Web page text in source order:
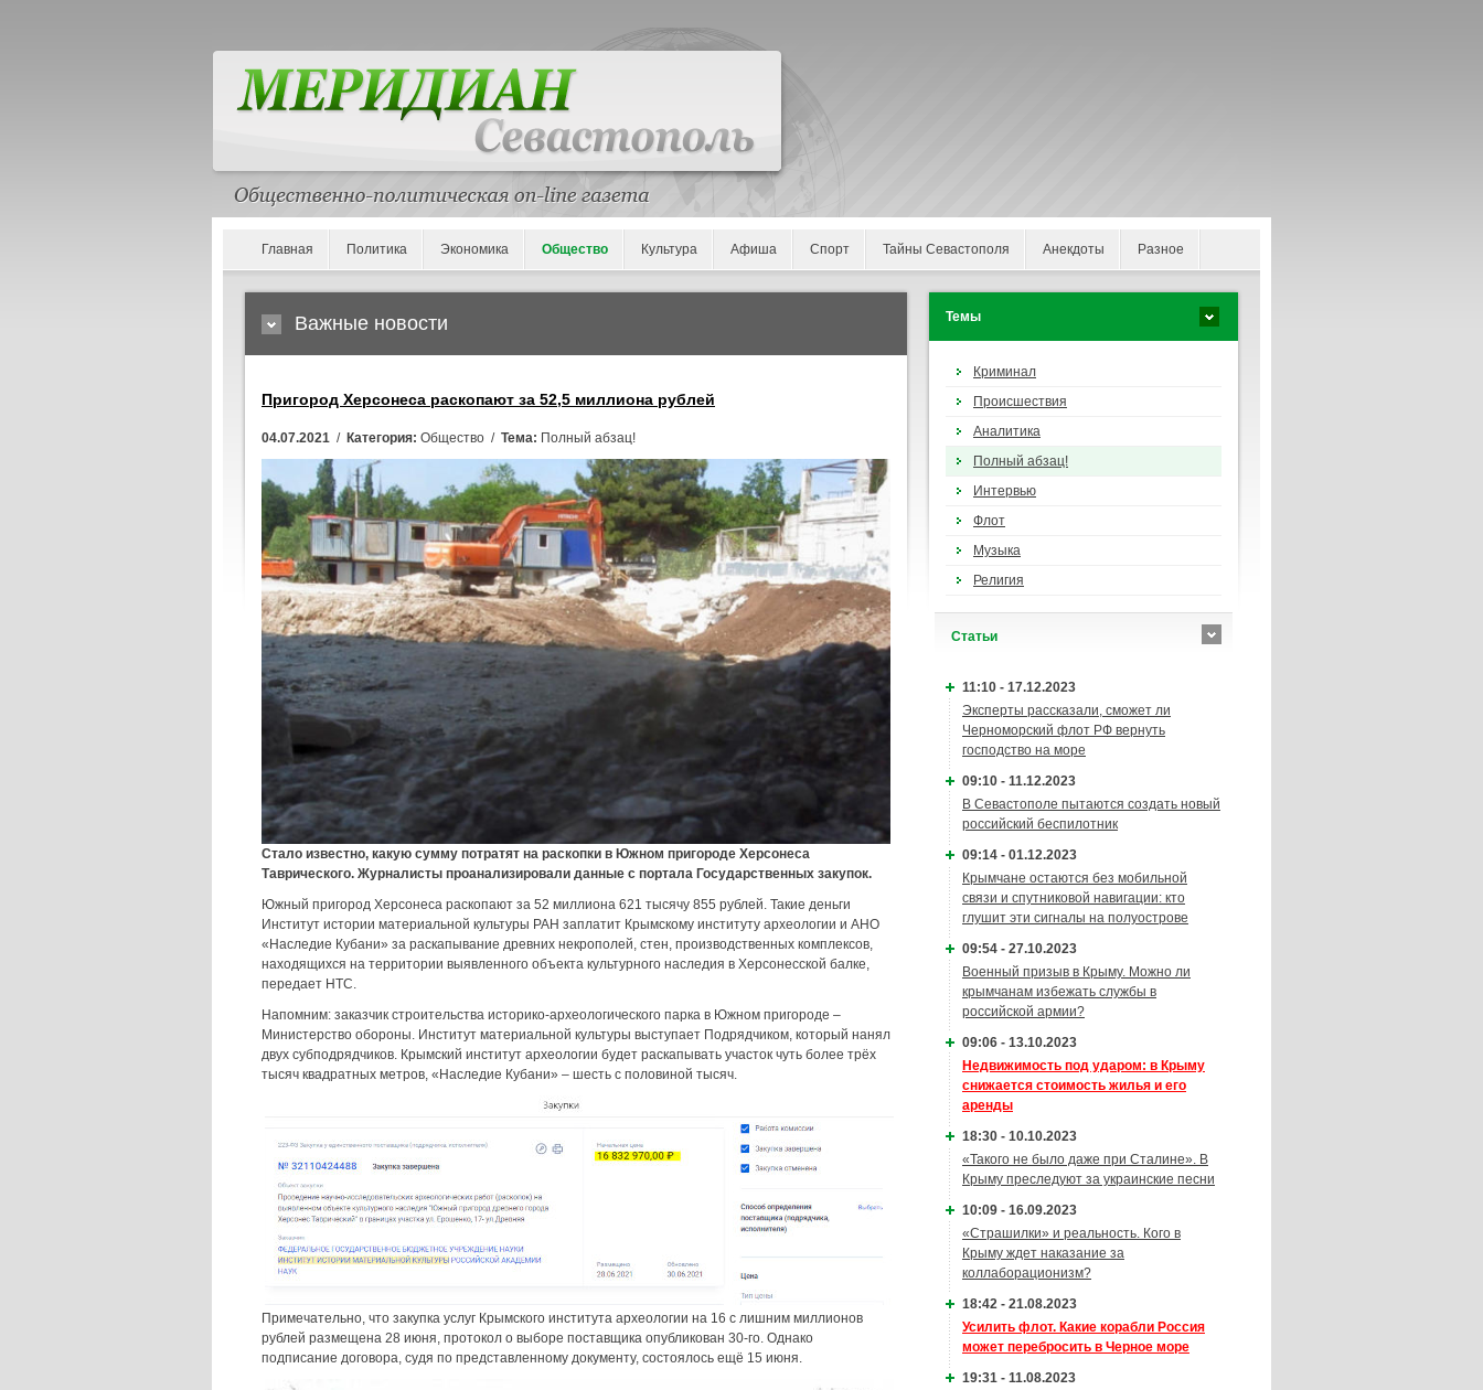
Главная Политика Экономика Общество Культура Афиша Спорт Тайны Севастополя Анекдоты Разное
Важные новости
Пригород Херсонеса раскопают за 52,5 миллиона рублей
04.07.2021 / Категория: Общество / Тема: Полный абзац!
Стало известно, какую сумму потратят на раскопки в Южном пригороде Херсонеса
Таврического. Журналисты проанализировали данные с портала Государственных закупок.
Южный пригород Херсонеса раскопают за 52 миллиона 621 тысячу 855 рублей. Такие деньги
Институт истории материальной культуры РАН заплатит Крымскому институту археологии и АНО
«Наследие Кубани» за раскапывание древних некрополей, стен, производственных комплексов,
находящихся на территории выявленного объекта культурного наследия в Херсонесской балке,
передает НТС.
Напомним: заказчик строительства историко-археологического парка в Южном пригороде –
Министерство обороны. Институт материальной культуры выступает Подрядчиком, который нанял
двух субподрядчиков. Крымский институт археологии будет раскапывать участок чуть более трёх
тысяч квадратных метров, «Наследие Кубани» – шесть с половиной тысяч.
Примечательно, что закупка услуг Крымского института археологии на 16 с лишним миллионов
рублей размещена 28 июня, протокол о выборе поставщика опубликован 30-го. Однако
подписание договора, судя по представленному документу, состоялось ещё 15 июня.
Темы
Криминал
Происшествия
Аналитика
Полный абзац!
Интервью
Флот
Музыка
Религия
Cтатьи
11:10 - 17.12.2023
Эксперты рассказали, сможет ли
Черноморский флот РФ вернуть
господство на море
09:10 - 11.12.2023
В Севастополе пытаются создать новый
российский беспилотник
09:14 - 01.12.2023
Крымчане остаются без мобильной
связи и спутниковой навигации: кто
глушит эти сигналы на полуострове
09:54 - 27.10.2023
Военный призыв в Крыму. Можно ли
крымчанам избежать службы в
российской армии?
09:06 - 13.10.2023
Недвижимость под ударом: в Крыму
снижается стоимость жилья и его
аренды
18:30 - 10.10.2023
«Такого не было даже при Сталине». В
Крыму преследуют за украинские песни
10:09 - 16.09.2023
«Страшилки» и реальность. Кого в
Крыму ждет наказание за
коллаборационизм?
18:42 - 21.08.2023
Усилить флот. Какие корабли Россия
может перебросить в Черное море
19:31 - 11.08.2023